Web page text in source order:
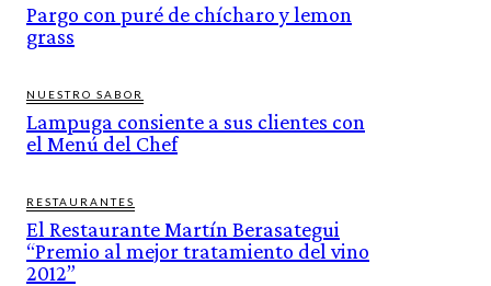
Pargo con puré de chícharo y lemon
grass
NUESTRO SABOR
Lampuga consiente a sus clientes con
el Menú del Chef
RESTAURANTES
El Restaurante Martín Berasategui
“Premio al mejor tratamiento del vino
2012”